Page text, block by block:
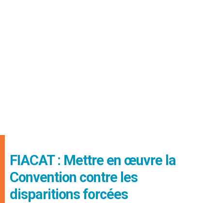
FIACAT : Mettre en œuvre la
Convention contre les
disparitions forcées